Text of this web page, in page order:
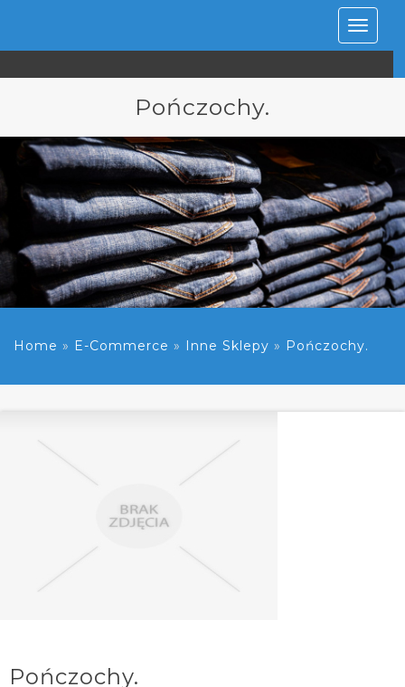
Rozwiń
Pończochy.
Home » E-Commerce » Inne Sklepy » Pończochy.
Pończochy.